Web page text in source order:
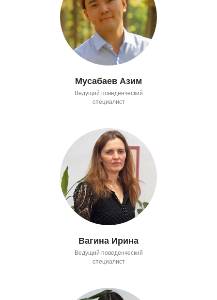
Мусабаев Азим
Ведущий поведенческий
специалист
Вагина Ирина
Ведущий поведенческий
специалист